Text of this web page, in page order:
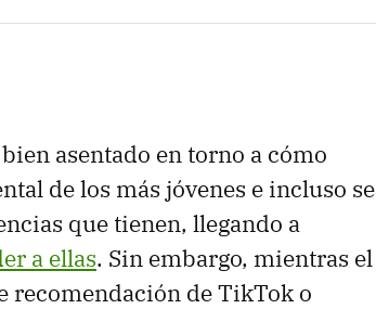
asentado en torno a cómo
de los más jóvenes e incluso se
que tienen, llegando a
a ellas. Sin embargo, mientras el
recomendación de TikTok o